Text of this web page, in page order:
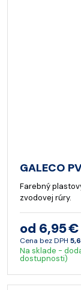
GALECO
Farebný
zvodovej rúry.
od 6,95 €
Cena bez DPH
Na sklade -
dostupnosti)